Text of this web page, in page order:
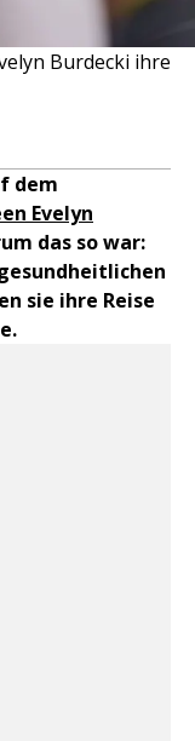
Burdecki ihre
dem
Evelyn
das so war:
sie ihre Reise